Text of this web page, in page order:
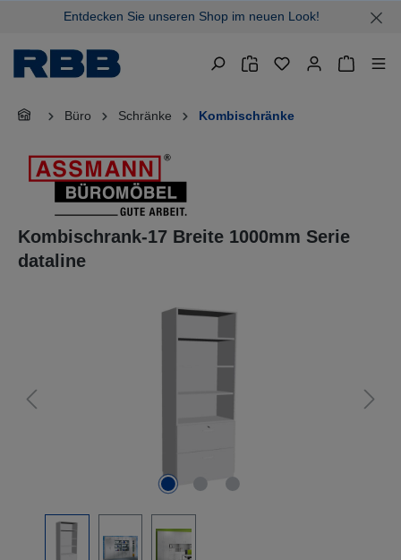
springenEntdecken Sie unseren Shop im neuen Look!
Büro Schränke Kombischränke
Kombischrank-17 Breite 1000mm Serie
dataline